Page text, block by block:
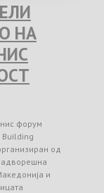
НА
форум
Building
од
и